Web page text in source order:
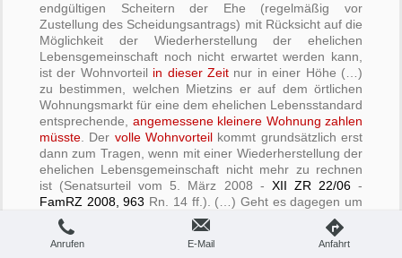
endgültigen Scheitern der Ehe (regelmäßig vor
Zustellung des Scheidungsantrags) mit Rücksicht auf die
Möglichkeit der Wiederherstellung der ehelichen
Lebensgemeinschaft noch nicht erwartet werden kann,
ist der Wohnvorteil in dieser Zeit nur in einer Höhe (…)
zu bestimmen, welchen Mietzins er auf dem örtlichen
Wohnungsmarkt für eine dem ehelichen Lebensstandard
entsprechende, angemessene kleinere Wohnung zahlen
müsste . Der volle Wohnvorteil kommt grundsätzlich erst
dann zum Tragen, wenn mit einer Wiederherstellung der
ehelichen Lebensgemeinschaft nicht mehr zu rechnen
ist (Senatsurteil vom 5. März 2008 - XII ZR 22/06-
FamRZ 2008, 963 Rn. 14 ff.). (…) Geht es dagegen um
die Leistungsfähigkeit eines Unterhaltspflichtigen
gegenüber einem minderjährigen Kind
, ist die Höhe des
Wohnwerts
grundsätzlichmit der bei einer
Anrufen E-Mail Anfahrt